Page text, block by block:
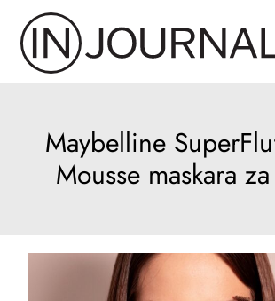
sadržaj
Maybelline
Mousse maskara